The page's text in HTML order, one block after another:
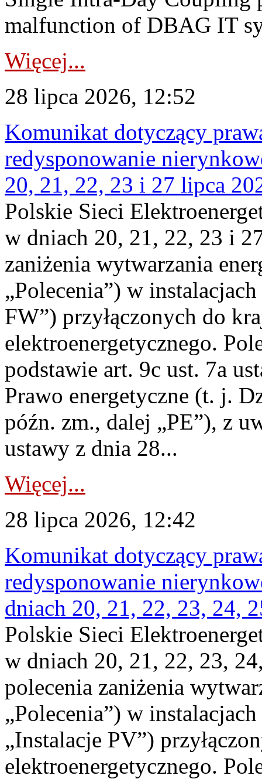
malfunction of DBAG IT
Więcej...
28 lipca 2026, 12:52
Komunikat dotyczący
redysponowanie
20, 21, 22, 23 i 27 lipca
Polskie Sieci
w dniach 20, 21, 22, 23 i
zaniżenia wytwarzania
„Polecenia”) w
FW”) przyłączonych do
elektroenergetycznego.
podstawie art. 9c ust. 7a
Prawo energetyczne (t. j.
późn. zm., dalej „PE”), z
ustawy z dnia 28...
Więcej...
28 lipca 2026, 12:42
Komunikat dotyczący
redysponowanie
dniach 20, 21, 22, 23, 24,
Polskie Sieci
w dniach 20, 21, 22, 23,
polecenia zaniżenia
„Polecenia”) w
„Instalacje PV”)
elektroenergetycznego.